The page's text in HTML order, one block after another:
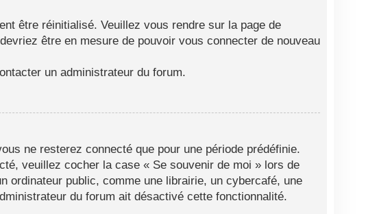
être réinitialisé. Veuillez vous rendre sur la page de
être en mesure de pouvoir vous connecter de nouveau
un administrateur du forum.
ne resterez connecté que pour une période prédéfinie.
veuillez cocher la case « Se souvenir de moi » lors de
ordinateur public, comme une librairie, un cybercafé, une
du forum ait désactivé cette fonctionnalité.